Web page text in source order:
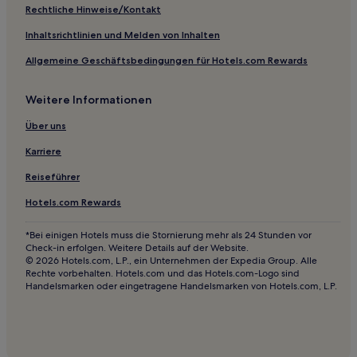
Familien in Recanati
Hotels mit Parkplatz in Cupra Marittima
Strand in Cupra Marittima
Hotels mit Parkplatz in Porto Sant'Elpidio
Hotels mit inbegriffenem Frühstück in Jesi
Hotels mit Parkplatz in Jesi
Haustierfreundliche in Loreto
Familien in Loreto
Business in Ancona
Haustierfreundliche in Ancona
Hotels mit Fitnessbereich in Ancona
Rechtliche Hinweise/Kontakt
Inhaltsrichtlinien und Melden von Inhalten
Allgemeine Geschäftsbedingungen für Hotels.com Rewards
Weitere Informationen
Über uns
Karriere
Reiseführer
Hotels.com Rewards
*Bei einigen Hotels muss die Stornierung mehr als 24 Stunden vor
Check-in erfolgen. Weitere Details auf der Website.
© 2026 Hotels.com, L.P., ein Unternehmen der Expedia Group. Alle
Rechte vorbehalten. Hotels.com und das Hotels.com-Logo sind
Handelsmarken oder eingetragene Handelsmarken von Hotels.com, L.P.